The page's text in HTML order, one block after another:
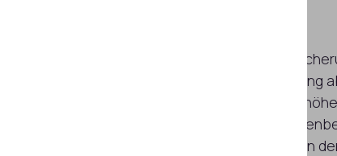
Die Widerstandsfähigkeit von
einer zuverlässigen Identitätsprüfung
nicht mehr effektiv. Es besteht ein
stark von den Fähigkeiten des
erfordert zahlreiche Handlungen von